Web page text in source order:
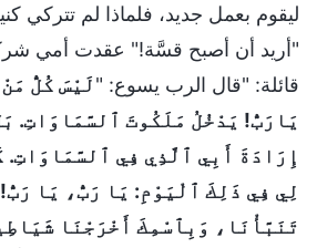
ليقوم بعمل جديد، فلماذا لم تتركي
"أريد أن أصبح قسَّة!" عقدت أمي
قائلة: "قال الرب يسوع: "لَيْسَ كُلُّ
يَارَبُّ! يَدْخُلُ مَلَكُوتَ ٱلسَّمَاوَاتِ.
إِرَادَةَ أَبِي ٱلَّذِي فِي ٱلسَّمَاوَاتِ.
لِي فِي ذَلِكَ ٱلْيَوْمِ: يَا رَبُّ، يَا
تَنَبَّأْنَا، وَبِٱسْمِكَ أَخْرَجْنَا